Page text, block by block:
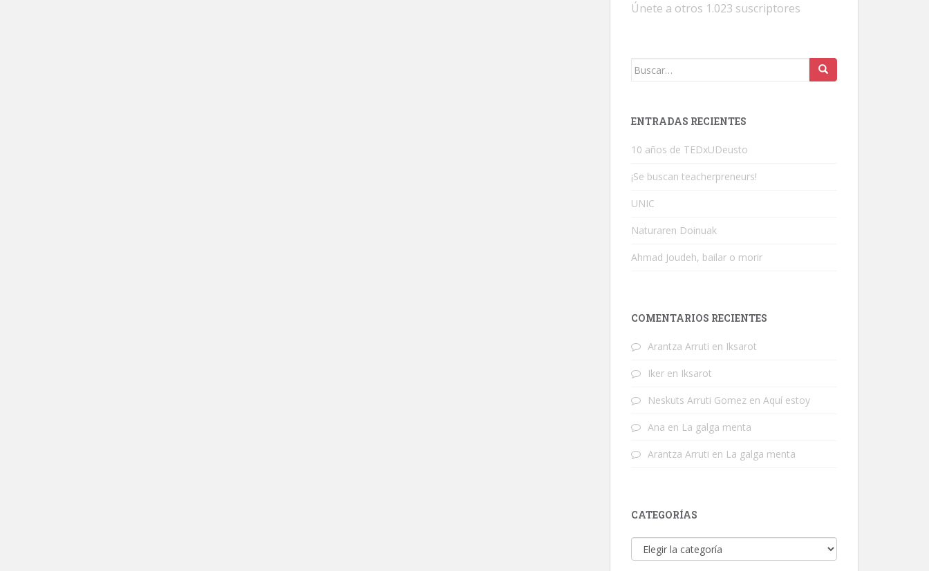
Únete a otros 1.023 suscriptores
Buscar:
ENTRADAS RECIENTES
10 años de TEDxUDeusto
¡Se buscan teacherpreneurs!
UNIC
Naturaren Doinuak
Ahmad Joudeh, bailar o morir
COMENTARIOS RECIENTES
Arantza Arruti en Iksarot
Iker en Iksarot
Neskuts Arruti Gomez en Aquí estoy
Ana en La galga menta
Arantza Arruti en La galga menta
CATEGORÍAS
Categorías